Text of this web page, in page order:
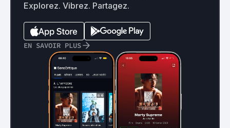
Explorez. Vibrez. Partagez.
EN SAVOIR PLUS